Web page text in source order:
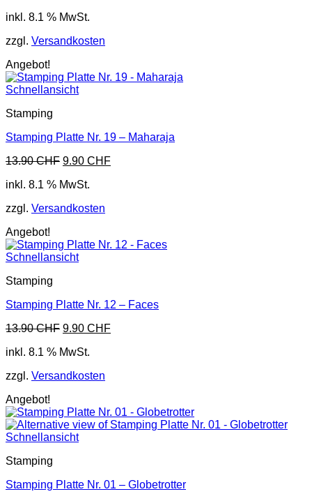
war:
inkl. 8.1 % MwSt.
zzgl. Versandkosten
Angebot!
Schnellansicht
Stamping
Stamping Platte Nr. 19 – Maharaja
13.90CHF Ursprünglicher
war:
9.90 CHFAktueller
inkl. 8.1 % MwSt.
zzgl. Versandkosten
Angebot!
Schnellansicht
Stamping
Stamping Platte Nr. 12 – Faces
13.90CHF Ursprünglicher
war:
9.90 CHFAktueller
inkl. 8.1 % MwSt.
zzgl. Versandkosten
Angebot!
Schnellansicht
Stamping
Stamping Platte Nr. 01 – Globetrotter